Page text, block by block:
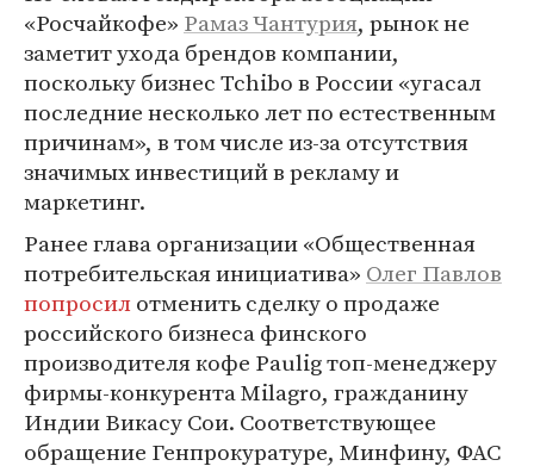
«Росчайкофе» Рамаз Чантурия, рынок не
заметит ухода брендов компании,
поскольку бизнес Tchibo в России «угасал
последние несколько лет по естественным
причинам», в том числе из-за отсутствия
значимых инвестиций в рекламу и
маркетинг.
Ранее глава организации «Общественная
потребительская инициатива» Олег Павлов
попросилотменить сделку о продаже
российского бизнеса финского
производителя кофе Paulig топ-менеджеру
фирмы-конкурента Milagro, гражданину
Индии Викасу Сои. Соответствующее
обращение Генпрокуратуре, Минфину, ФАС